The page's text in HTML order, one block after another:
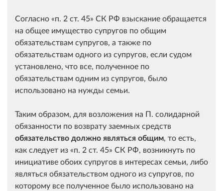
Согласно п. 2 ст. 45 СК РФ взыскание обращается
на общее имущество супругов по общим
обязательствам супругов, а также по
обязательствам одного из супругов, если судом
установлено, что все, полученное по
обязательствам одним из супругов, было
использовано на нужды семьи.
Таким образом, для возложения на П. солидарной
обязанности по возврату заемных средств
обязательство должно являться общим, то есть,
как следует из
п. 2 ст. 45 СК РФ, возникнуть по
инициативе обоих супругов в интересах семьи, либо
являться обязательством одного из супругов, по
которому все полученное было использовано на